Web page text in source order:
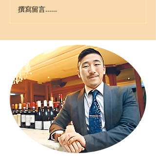
撰寫留言......